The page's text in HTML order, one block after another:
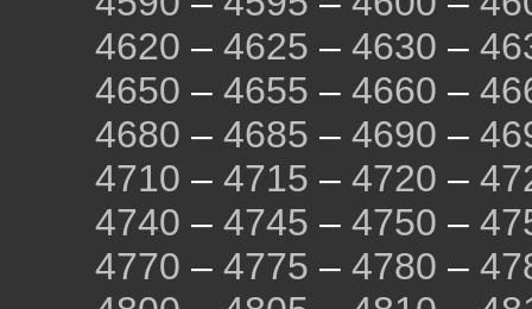
4620 – 4625 – 4630 –
4650 – 4655 – 4660 –
4680 – 4685 – 4690 –
4710 – 4715 – 4720 –
4740 – 4745 – 4750 –
4770 – 4775 – 4780 –